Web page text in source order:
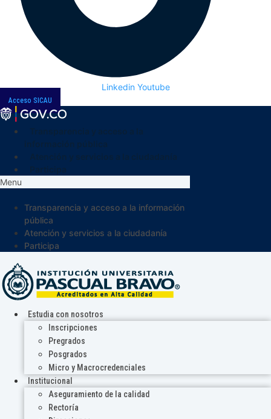
Linkedin Youtube
Acceso SICAU
Menu
Transparencia y acceso a la información
pública
Atención y servicios a la ciudadanía
Participa
Estudia con nosotros
Inscripciones
Pregrados
Posgrados
Micro y Macrocredenciales
Institucional
Aseguramiento de la calidad
Rectoría